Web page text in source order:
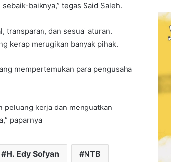
baiknya,” tegas Said Saleh.
transparan, dan sesuai aturan.
kerap merugikan banyak pihak.
mempertemukan para pengusaha
peluang kerja dan menguatkan
paparnya.
H. Edy Sofyan NTB